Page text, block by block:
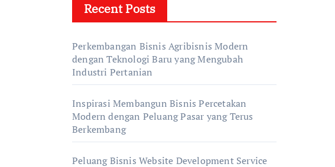
Recent Posts
Perkembangan Bisnis Agribisnis Modern
dengan Teknologi Baru yang Mengubah
Industri Pertanian
Inspirasi Membangun Bisnis Percetakan
Modern dengan Peluang Pasar yang Terus
Berkembang
Peluang Bisnis Website Development Service